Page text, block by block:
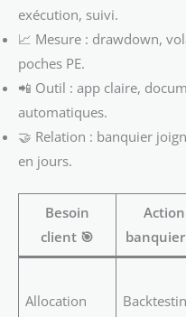
exécution, suivi.
📈 Mesure : drawdown,
poches PE.
📲 Outil : app claire,
automatiques.
🤝 Relation : banquier
en jours.
Besoin
client 🎯
Action
Allocation